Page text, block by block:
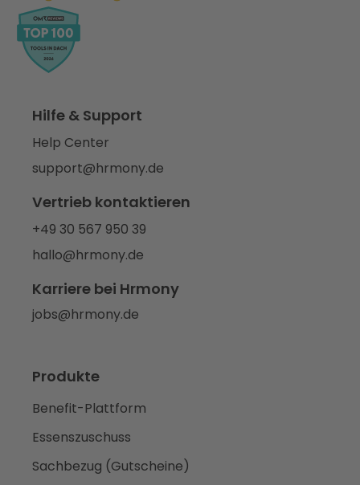
Hilfe & Support
Help Center
support@hrmony.de
Vertrieb kontaktieren
+49 30 567 950 39
hallo@hrmony.de
Karriere bei Hrmony
jobs@hrmony.de
Produkte
Benefit-Plattform
Essenszuschuss
Sachbezug (Gutscheine)